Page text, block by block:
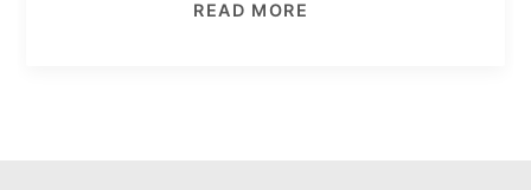
READ MORE